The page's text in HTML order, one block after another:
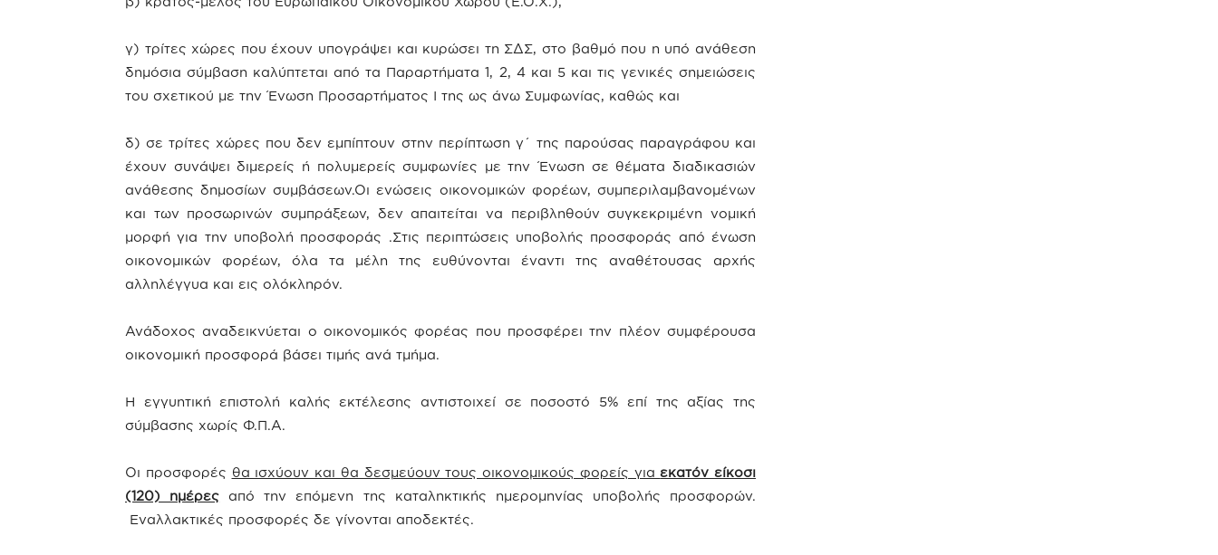
γ) τρίτες χώρες που έχουν υπογράψει και κυρώσει τη ΣΔΣ, στο βαθμό που η υπό ανάθεση
δημόσια σύμβαση καλύπτεται από τα Παραρτήματα 1, 2, 4 και 5 και τις γενικές σημειώσεις
του σχετικού με την Ένωση Προσαρτήματος I της ως άνω Συμφωνίας, καθώς και
δ) σε τρίτες χώρες που δεν εμπίπτουν στην περίπτωση γ΄ της παρούσας παραγράφου και
έχουν συνάψει διμερείς ή πολυμερείς συμφωνίες με την Ένωση σε θέματα διαδικασιών
ανάθεσης δημοσίων συμβάσεων.Οι ενώσεις οικονομικών φορέων, συμπεριλαμβανομένων
και των προσωρινών συμπράξεων, δεν απαιτείται να περιβληθούν συγκεκριμένη νομική
μορφή για την υποβολή προσφοράς .Στις περιπτώσεις υποβολής προσφοράς από ένωση
οικονομικών φορέων, όλα τα μέλη της ευθύνονται έναντι της αναθέτουσας αρχής
αλληλέγγυα και εις ολόκληρόν.
Ανάδοχος αναδεικνύεται ο οικονομικός φορέας που προσφέρει την πλέον συμφέρουσα
οικονομική προσφορά βάσει τιμής ανά τμήμα.
Η εγγυητική επιστολή καλής εκτέλεσης αντιστοιχεί σε ποσοστό 5% επί της αξίας της
σύμβασης χωρίς Φ.Π.Α.
Οι προσφορές θα ισχύουν και θα δεσμεύουν τους οικονομικούς φορείς γιαεκατόν είκοσι
(120) ημέρες από την επόμενη της καταληκτικής ημερομηνίας υποβολής προσφορών.
Εναλλακτικές προσφορές δε γίνονται αποδεκτές.